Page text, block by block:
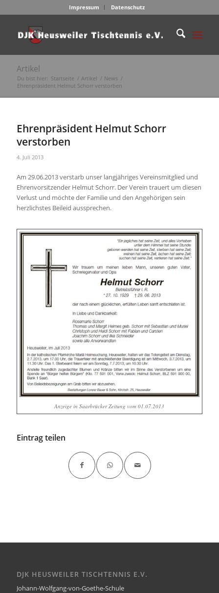
Impressum Datenschutz
Artikel
Du bist hier: Startseite / Artikel / News /
Ehrenpräsident Helmut Schorr verstorben
Ehrenpräsident Helmut Schorr
verstorben
4. Juli 2013
Am 29.06.2013 verstarb unser langjähriges Vereinsmitglied und
Ehrenvorsitzender Helmut Schorr. Der Verein trauert um diesen
Verlust und möchte der Familie und den Angehörigen sein
herzlichstes Beileid aussprechen.
Anzeige in Saarbrücker Zeitung vom 01.07.2013
Eintrag teilen
DJK HEUSWEILER TISCHTENNIS E.V.
Johann-Wolfgang-von-Goethe-Schule